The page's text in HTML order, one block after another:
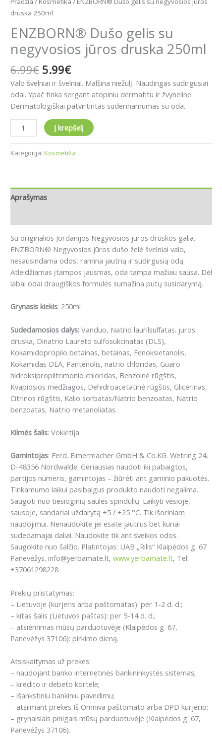
druska 250ml
ENZBORN® Dušo gelis su
negyvosios jūros druska 250ml
6.99€ 5.99€
Valo švelniai ir švelniai. Malšina niežulį. Naudingas sudirgusiai
odai. Ypač tinka sergant atopiniu dermatitu ir žvyneline.
Dermatologiškai patvirtintas suderinamumas su oda.
Į krepšelį
Kategorija: Kosmetika
Aprašymas
Su originalios Jordanijos Negyvosios jūros druskos galia.
ENZBORN® Negyvosios jūros dušo želė švelniai valo,
nesausindama odos, ramina jautrią ir sudirgusią odą.
Atleidžiamas įtampos jausmas, oda tampa mažiau sausa. Dėl
labai odai draugiškos formulės sumažina putų susidarymą.
Grynasis kiekis: 250ml
Sudedamosios dalys: Vanduo, Natrio laurilsulfatas. juros
druska, Dinatrio Laureto sulfosukcinatas (DLS),
Kokamidopropilo betainas, betainas, Fenoksietanolis,
Kokamidas DEA, Pantenolis, natrio chloridas, Guaro
hidroksipropiltrimonio chloridas, Benzoinė rūgštis,
Kvapiosios medžiagos, Dehidroacetatinė rūgštis, Glicerinas,
Citrinos rūgštis, Kalio sorbatas/Natrio benzoatas, Natrio
benzoatas, Natrio metanoliatas.
Kilmės šalis: Vokietija.
Gamintojas: Ferd. Eimermacher GmbH & Co.KG. Wetring 24,
D-48356 Nordwalde. Geriausias naudoti iki pabaigtos,
partijos numeris, gamintojas – žiūrėti ant gaminio pakuotės.
Tinkamumo laikui pasibaigus produkto naudoti negalima.
Saugoti nuo tiesioginių saulės spindulių. Laikyti vėsioje,
sausoje, sandariai uždarytą +5 / +25 °C. Tik išoriniam
naudojimui. Nenaudokite jei esate jautrus bet kuriai
sudedamajai daliai. Naudokite tik ant sveikos odos.
Saugokite nuo šalčio. Platintojas: UAB „Rilis“ Klaipėdos g. 67
Panevėžys. info@yerbamate.lt, www.yerbamate.lt, Tel:
+37061298228
Prekių pristatymas:
– Lietuvoje (kurjeris arba paštomatas): per 1-2 d. d.;
– kitas šalis (Lietuvos paštas): per 5-14 d. d.;
– atsiėmimas mūsų parduotuvėje (Klaipėdos g. 67,
Panevėžys 37106): pirkimo dieną.
Atsiskaitymas už prekes:
– naudojant banko internetinės bankininkystės sistemas;
– kredito ir debeto kortele;
– išankstiniu bankiniu pavedimu;
– atsiimant prekes Iš Omniva paštomato arba DPD kurjerio;
– grynaisiais pinigais mūsų parduotuvėje (Klaipėdos g. 67,
Panevėžys 37106).